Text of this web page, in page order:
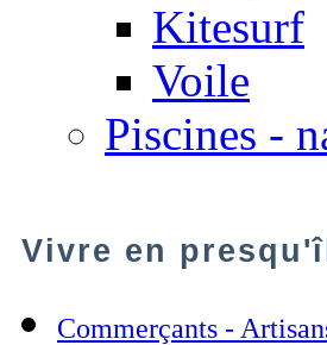
Kitesurf
Voile
Piscines -
Vivre en
Commerçants -